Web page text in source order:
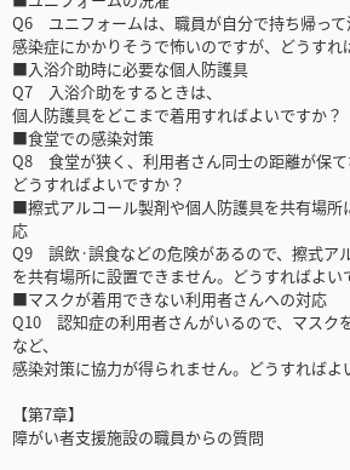
Q6 ユニフォームは、職員が自分で持ち帰って
感染症にかかりそうで怖いのですが、どうすれ
■入浴介助時に必要な個人防護具
Q7 入浴介助をするときは、
個人防護具をどこまで着用すればよいですか？
■食堂での感染対策
Q8 食堂が狭く、利用者さん同士の距離が保て
どうすればよいですか？
■擦式アルコール製剤や個人防護具を共有場所
応
Q9 誤飲·誤食などの危険があるので、擦式ア
を共有場所に設置できません。どうすればよい
■マスクが着用できない利用者さんへの対応
Q10 認知症の利用者さんがいるので、マスク
など、
感染対策に協力が得られません。どうすればよ
【第7章】
障がい者支援施設の職員からの質問